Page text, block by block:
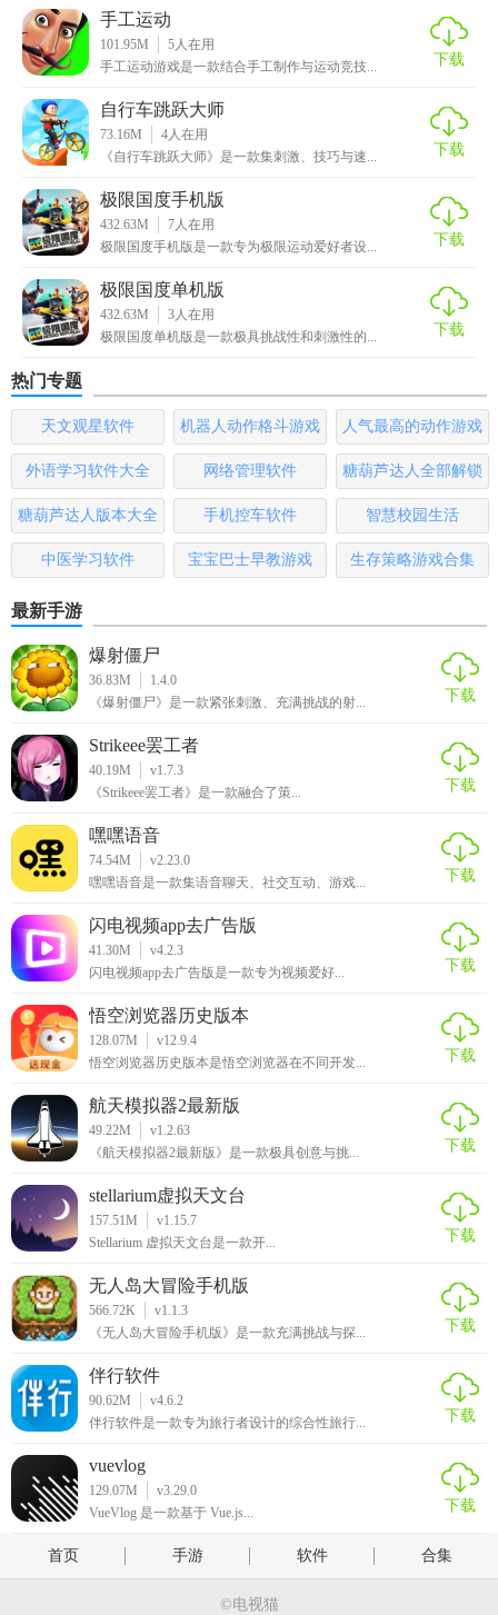
不同的情况下享受游戏的乐趣。
【运动自行车推荐】
如果你喜欢竞速游戏，那么《运动自行车》绝对是一款值得
尝试的游戏。游戏的画面精美，操作简单，模式多样，同时
还有解锁新车的功能，可以让玩家不断追求新的挑战。如果
你是一名自行车爱好者，那么这款游戏更是你不能错过的。
手工运动
101.95M 5人在用
手工运动游戏是一款结合手工制作与运动竞技...
下载
自行车跳跃大师
73.16M 4人在用
《自行车跳跃大师》是一款集刺激、技巧与速...
下载
极限国度手机版
432.63M 7人在用
极限国度手机版是一款专为极限运动爱好者设...
下载
极限国度单机版
432.63M 3人在用
极限国度单机版是一款极具挑战性和刺激性的...
下载
热门专题
天文观星软件
机器人动作格斗游戏
大全
人气最高的动作游戏
排行榜
外语学习软件大全 网络管理软件
糖葫芦达人全部解锁
版
糖葫芦达人版本大全 手机控车软件 智慧校园生活
中医学习软件 宝宝巴士早教游戏 生存策略游戏合集
最新手游
爆射僵尸
36.83M
1.4.0
《爆射僵尸》是一款紧张刺激、充满挑战的射...
下载
Strikeee罢工者
40.19M
v1.7.3
《Strikeee罢工者》是一款融合了策...
下载
嘿嘿语音
74.54M
v2.23.0
嘿嘿语音是一款集语音聊天、社交互动、游戏...
下载
闪电视频app去广告版
41.30M
v4.2.3
闪电视频app去广告版是一款专为视频爱好...
下载
悟空浏览器历史版本
128.07M
v12.9.4
悟空浏览器历史版本是悟空浏览器在不同开发...
下载
航天模拟器2最新版
49.22M
v1.2.63
《航天模拟器2最新版》是一款极具创意与挑...
下载
stellarium虚拟天文台
157.51M
v1.15.7
Stellarium 虚拟天文台是一款开...
下载
无人岛大冒险手机版
566.72K
v1.1.3
《无人岛大冒险手机版》是一款充满挑战与探...
下载
伴行软件
90.62M
v4.6.2
伴行软件是一款专为旅行者设计的综合性旅行...
下载
vuevlog
129.07M
v3.29.0
VueVlog 是一款基于 Vue.js...
下载
首页 手游 软件 合集
©电视猫